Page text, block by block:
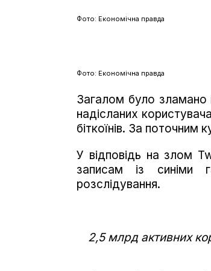
Фото: Економічна правда
Фото: Економічна правда
Загалом було зламано
надісланих
біткоїнів. За
У відповідь на злом
записам із синіми
розслідування.
2,5 млрд активних